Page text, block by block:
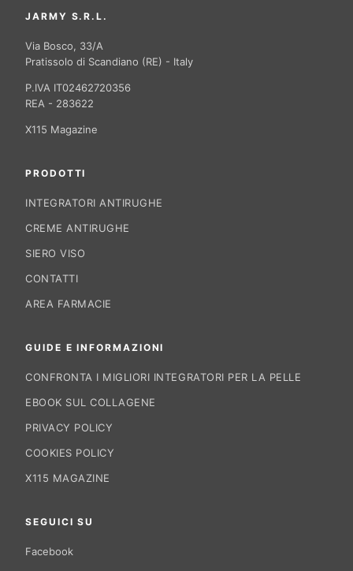
JARMY S.R.L.
Via Bosco, 33/A
Pratissolo di Scandiano (RE) - Italy
P.IVA IT02462720356
REA - 283622
X115 Magazine
PRODOTTI
INTEGRATORI ANTIRUGHE
CREME ANTIRUGHE
SIERO VISO
CONTATTI
AREA FARMACIE
GUIDE E INFORMAZIONI
CONFRONTA I MIGLIORI INTEGRATORI PER LA PELLE
EBOOK SUL COLLAGENE
PRIVACY POLICY
COOKIES POLICY
X115 MAGAZINE
SEGUICI SU
Facebook